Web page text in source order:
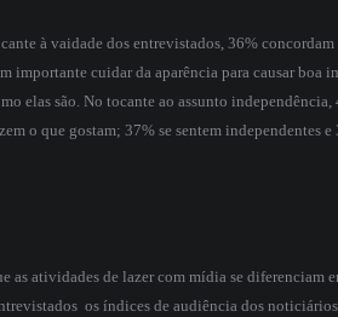
à vaidade dos entrevistados, 36% concordam
importante cuidar da aparência para causar boa
elas são. No tocante ao assunto
o que gostam; 37% se sentem independentes
as atividades de lazer com mídia se diferenciam
 os índices de audiência dos